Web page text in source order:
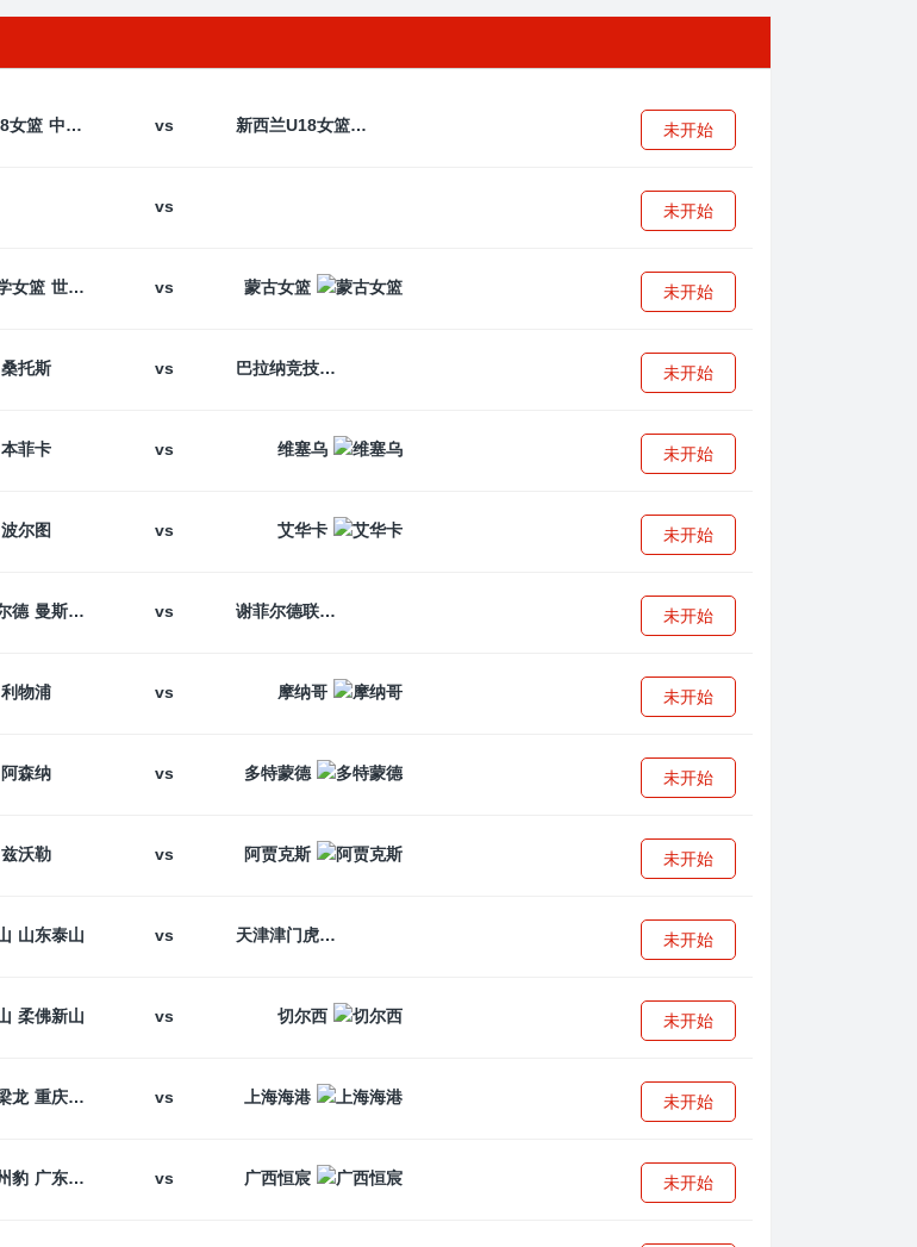
中国U18女篮 vs 新西兰U18女篮 未开始
vs 未开始
世新大学女篮 vs 蒙古女篮 未开始
桑托斯 vs 巴拉纳竞技 未开始
本菲卡 vs 维塞乌 未开始
波尔图 vs 艾华卡 未开始
曼斯菲尔德 vs 谢菲尔德联 未开始
利物浦 vs 摩纳哥 未开始
阿森纳 vs 多特蒙德 未开始
兹沃勒 vs 阿贾克斯 未开始
山东泰山 vs 天津津门虎 未开始
柔佛新山 vs 切尔西 未开始
重庆铜梁龙 vs 上海海港 未开始
广东广州豹 vs 广西恒宸 未开始